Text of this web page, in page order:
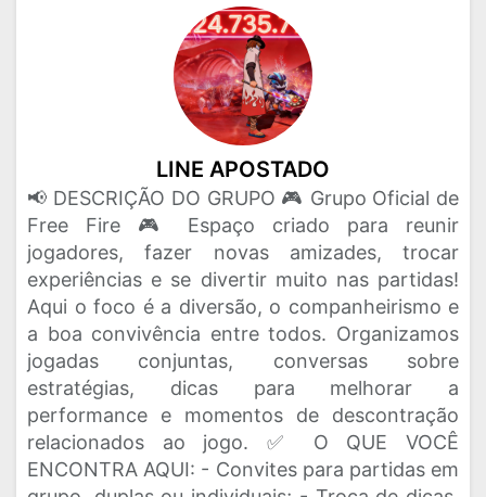
LINE APOSTADO
📢 DESCRIÇÃO DO GRUPO 🎮 Grupo Oficial de
Free Fire 🎮 Espaço criado para reunir
jogadores, fazer novas amizades, trocar
experiências e se divertir muito nas partidas!
Aqui o foco é a diversão, o companheirismo e
a boa convivência entre todos. Organizamos
jogadas conjuntas, conversas sobre
estratégias, dicas para melhorar a
performance e momentos de descontração
relacionados ao jogo. ✅ O QUE VOCÊ
ENCONTRA AQUI: - Convites para partidas em